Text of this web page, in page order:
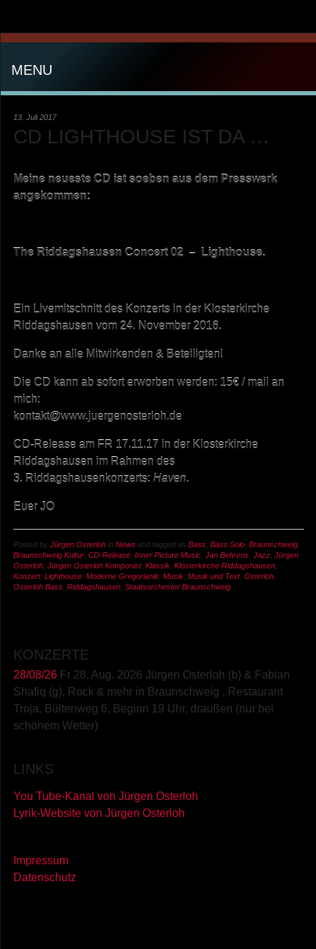
MENU
13. Juli 2017
CD LIGHTHOUSE IST DA …
Meine neueste CD ist soeben aus dem Presswerk
angekommen:
The Riddagshausen Concert 02 – Lighthouse.
Ein Livemitschnitt des Konzerts in der Klosterkirche
Riddagshausen vom 24. November 2016.
Danke an alle Mitwirkenden & Beteiligten!
Die CD kann ab sofort erworben werden: 15€ / mail an
mich:
kontakt@www.juergenosterloh.de
CD-Release am FR 17.11.17 in der Klosterkirche
Riddagshausen im Rahmen des
3. Riddagshausenkonzerts: Haven.
Euer JO
Posted by Jürgen Osterloh in News and tagged as Bass Bass Solo Braunschweig
Braunschweig Kultur CD-Release Inner Picture Music Jan Behrens Jazz Jürgen
Osterloh Jürgen Osterloh Komponist, Klassik Klosterkirche Riddagshausen
Konzert, Lighthouse Moderne Gregorianik Musik Musik und Text, Osterloh
Osterloh Bass Riddagshausen Staatsorchester Braunschweig
KONZERTE
28/08/26 Fr 28. Aug. 2026 Jürgen Osterloh (b) & Fabian
Shafiq (g), Rock & mehr in Braunschweig , Restaurant
Troja, Bültenweg 6, Beginn 19 Uhr, draußen (nur bei
schönem Wetter)
LINKS
You Tube-Kanal von Jürgen Osterloh
Lyrik-Website von Jürgen Osterloh
Impressum
Datenschutz